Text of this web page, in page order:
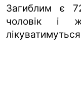
Загиблим є
чоловік і